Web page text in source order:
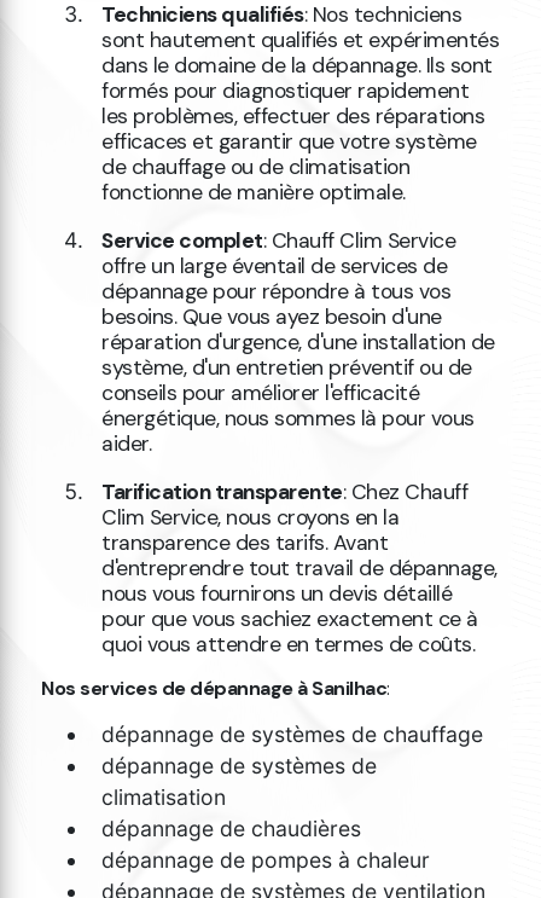
Techniciens qualifiés: Nos techniciens
sont hautement qualifiés et expérimentés
dans le domaine de la dépannage. Ils sont
formés pour diagnostiquer rapidement
les problèmes, effectuer des réparations
efficaces et garantir que votre système
de chauffage ou de climatisation
fonctionne de manière optimale.
Service complet: Chauff Clim Service
offre un large éventail de services de
dépannage pour répondre à tous vos
besoins. Que vous ayez besoin d'une
réparation d'urgence, d'une installation de
système, d'un entretien préventif ou de
conseils pour améliorer l'efficacité
énergétique, nous sommes là pour vous
aider.
Tarification transparente: Chez Chauff
Clim Service, nous croyons en la
transparence des tarifs. Avant
d'entreprendre tout travail de dépannage,
nous vous fournirons un devis détaillé
pour que vous sachiez exactement ce à
quoi vous attendre en termes de coûts.
Nos services de dépannage à Sanilhac:
dépannage de systèmes de chauffage
dépannage de systèmes de
climatisation
dépannage de chaudières
dépannage de pompes à chaleur
dépannage de systèmes de ventilation